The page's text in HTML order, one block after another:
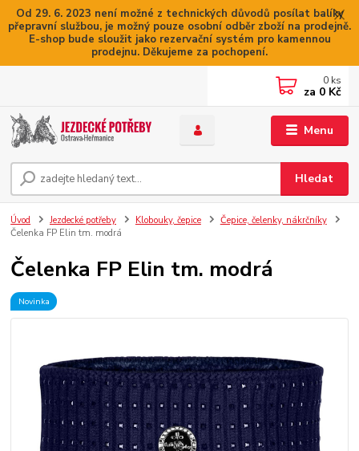
Od 29. 6. 2023 není možné z technických důvodů posílat balíky
přepravní službou, je možný pouze osobní odběr zboží na prodejně.
E-shop bude sloužit jako rezervační systém pro kamennou
prodejnu. Děkujeme za pochopení.
Menu
Hledat
0 ks
za 0 Kč
Úvod Jezdecké potřeby Klobouky, čepice
Čepice, čelenky, nákrčníky
Čelenka FP Elin tm. modrá
Čelenka FP Elin tm. modrá
Novinka